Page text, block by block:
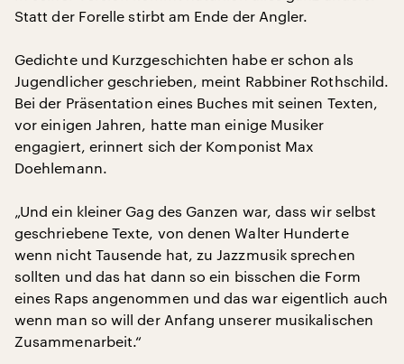
Statt der Forelle stirbt am Ende der Angler.
Gedichte und Kurzgeschichten habe er schon als
Jugendlicher geschrieben, meint Rabbiner Rothschild.
Bei der Präsentation eines Buches mit seinen Texten,
vor einigen Jahren, hatte man einige Musiker
engagiert, erinnert sich der Komponist Max
Doehlemann.
„Und ein kleiner Gag des Ganzen war, dass wir selbst
geschriebene Texte, von denen Walter Hunderte
wenn nicht Tausende hat, zu Jazzmusik sprechen
sollten und das hat dann so ein bisschen die Form
eines Raps angenommen und das war eigentlich auch
wenn man so will der Anfang unserer musikalischen
Zusammenarbeit.“